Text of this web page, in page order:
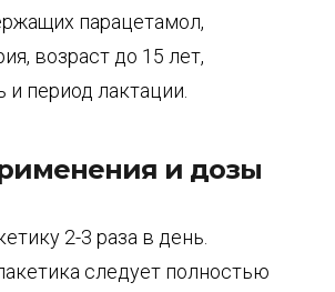
пара­цетамол,
возраст до 15 лет,
период лактации.
и дозы
2-3 раза в день.
следует полностью